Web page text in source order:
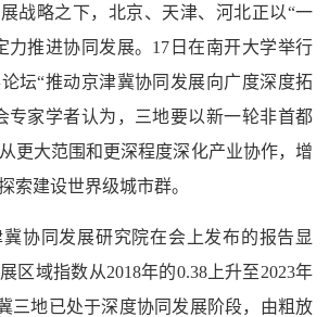
战略之下，北京、天津、河北正以“一
力推进协同发展。17日在南开大学举行
坛“推动京津冀协同发展向广度深度拓
专家学者认为，三地要以新一轮非首都
更大范围和更深程度深化产业协作，增
索建设世界级城市群。
同发展研究院在会上发布的报告显
区域指数从2018年的0.38上升至2023年
三地已处于深度协同发展阶段，由粗放